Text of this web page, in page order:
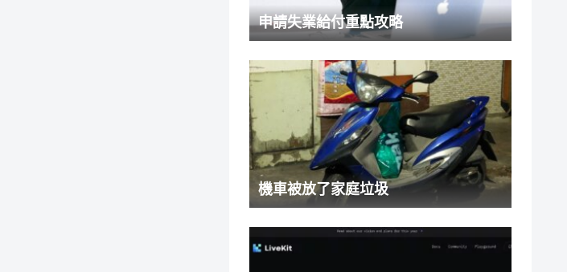
申請失業給付重點攻略
機車被放了家庭垃圾